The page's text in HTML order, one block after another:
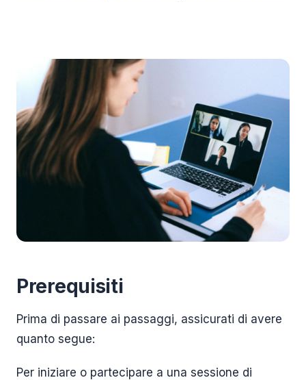
Prerequisiti
Prima di passare ai passaggi, assicurati di avere
quanto segue:
Per iniziare o partecipare a una sessione di